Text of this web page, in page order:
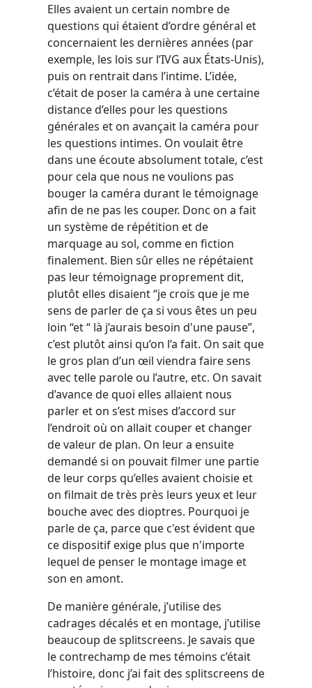
Elles avaient un certain nombre de
questions qui étaient d’ordre général et
concernaient les dernières années (par
exemple, les lois sur l’IVG aux États-Unis),
puis on rentrait dans l’intime. L’idée,
c’était de poser la caméra à une certaine
distance d’elles pour les questions
générales et on avançait la caméra pour
les questions intimes. On voulait être
dans une écoute absolument totale, c’est
pour cela que nous ne voulions pas
bouger la caméra durant le témoignage
afin de ne pas les couper. Donc on a fait
un système de répétition et de
marquage au sol, comme en fiction
finalement. Bien sûr elles ne répétaient
pas leur témoignage proprement dit,
plutôt elles disaient “je crois que je me
sens de parler de ça si vous êtes un peu
loin “et “ là j’aurais besoin d'une pause”,
c’est plutôt ainsi qu’on l’a fait. On sait que
le gros plan d’un œil viendra faire sens
avec telle parole ou l’autre, etc. On savait
d’avance de quoi elles allaient nous
parler et on s’est mises d’accord sur
l’endroit où on allait couper et changer
de valeur de plan. On leur a ensuite
demandé si on pouvait filmer une partie
de leur corps qu’elles avaient choisie et
on filmait de très près leurs yeux et leur
bouche avec des dioptres. Pourquoi je
parle de ça, parce que c'est évident que
ce dispositif exige plus que n'importe
lequel de penser le montage image et
son en amont.
De manière générale, j’utilise des
cadrages décalés et en montage, j’utilise
beaucoup de splitscreens. Je savais que
le contrechamp de mes témoins c’était
l’histoire, donc j’ai fait des splitscreens de